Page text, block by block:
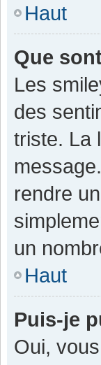
Haut
Que
Les
des
triste. La
rendre
un
Haut
Puis-je
Oui,